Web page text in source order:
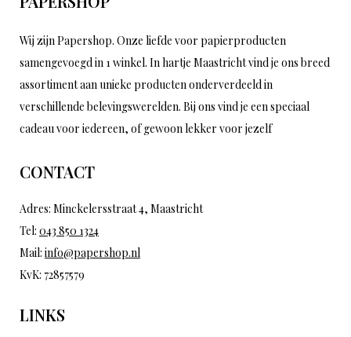
Wij zijn Papershop. Onze liefde voor papierproducten
samengevoegd in 1 winkel. In hartje Maastricht vind je ons breed
assortiment aan unieke producten onderverdeeld in
verschillende belevingswerelden. Bij ons vind je een speciaal
cadeau voor iedereen, of gewoon lekker voor jezelf
CONTACT
Adres: Minckelersstraat 4, Maastricht
Tel: 043 850 1324
Mail: info@papershop.nl
KvK: 72857579
LINKS